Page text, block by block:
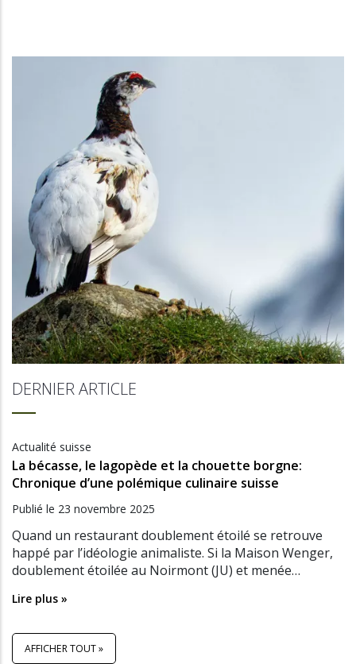
DERNIER ARTICLE
Actualité suisse
La bécasse, le lagopède et la chouette borgne:
Chronique d’une polémique culinaire suisse
Publié le 23 novembre 2025
Quand un restaurant doublement étoilé se retrouve
happé par l’idéologie animaliste. Si la Maison Wenger,
doublement étoilée au Noirmont (JU) et menée…
Lire plus »
AFFICHER TOUT »